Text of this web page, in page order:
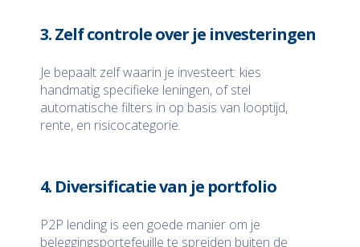
3. Zelf controle over je investeringen
Je bepaalt zelf waarin je investeert: kies
handmatig specifieke leningen, of stel
automatische filters in op basis van looptijd,
rente, en risicocategorie.
4. Diversificatie van je portfolio
P2P lending is een goede manier om je
beleggingsportefeuille te spreiden buiten de